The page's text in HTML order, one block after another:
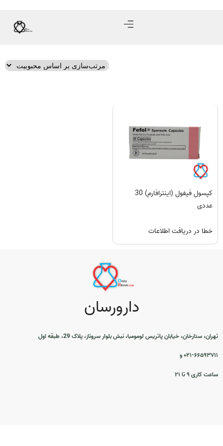
کپسول فیفول (اینترافارم) 30
عددی
خطا در دریافت اطلاعات
دارورسان
تهران، ستارخان، خیابان پاتریس لومومبا، نبش بلوار سروناز، پلاک 29، طبقه اول
۰۲۱-۶۶۵۹۳۷۱۱ و
ساعت کاری ۹ تا ۲۱